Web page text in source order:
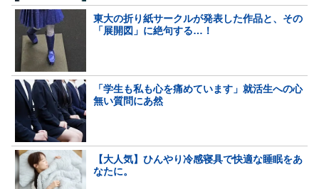
東大の折り紙サークルが発表した作品と、その
「展開図」に絶句する…！
「学生も私も心を痛めています」就活生への心
無い質問にあ然
【大人気】ひんやり冷感寝具で快適な睡眠をあ
なたに。